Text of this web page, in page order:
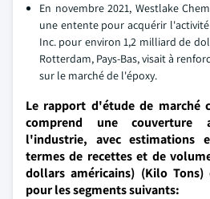
En novembre 2021, Westlake
une entente pour acquérir
Inc. pour environ 1,2 milliard de
Rotterdam, Pays-Bas, visait à
sur le marché de l'époxy.
Le rapport d'étude de marché
comprend une couverture
l'industrie, avec estimations
termes de recettes et de
dollars américains) (Kilo Tons)
pour les segments suivants: